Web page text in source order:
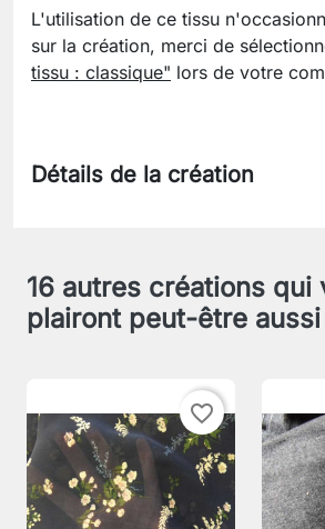
L'utilisation de ce tissu
sur la création, merci de
tissu : classique" lors de votre
Détails de la création
16 autres créations qui
plairont peut-être aussi
favorite_border